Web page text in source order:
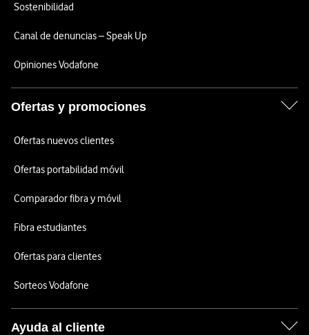
Sostenibilidad
Canal de denuncias – Speak Up
Opiniones Vodafone
Ofertas y promociones
Ofertas nuevos clientes
Ofertas portabilidad móvil
Comparador fibra y móvil
Fibra estudiantes
Ofertas para clientes
Sorteos Vodafone
Ayuda al cliente